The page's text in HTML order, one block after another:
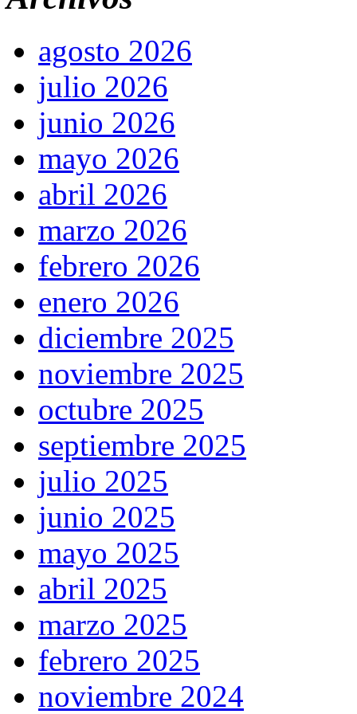
agosto 2026
julio 2026
junio 2026
mayo 2026
abril 2026
marzo 2026
febrero 2026
enero 2026
diciembre 2025
noviembre 2025
octubre 2025
septiembre 2025
julio 2025
junio 2025
mayo 2025
abril 2025
marzo 2025
febrero 2025
noviembre 2024